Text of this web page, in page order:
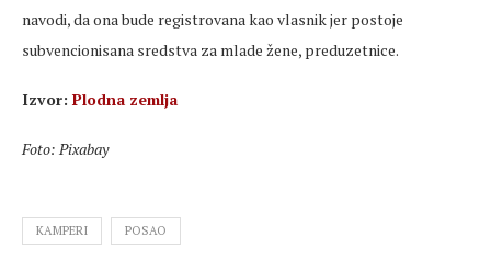
navodi, da ona bude registrovana kao vlasnik jer postoje
subvencionisana sredstva za mlade žene, preduzetnice.
Izvor: Plodna zemlja
Foto: Pixabay
KAMPERI POSAO